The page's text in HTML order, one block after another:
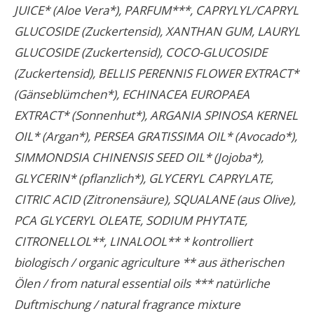
JUICE* (Aloe Vera*), PARFUM***, CAPRYLYL/CAPRYL
GLUCOSIDE (Zuckertensid), XANTHAN GUM, LAURYL
GLUCOSIDE (Zuckertensid), COCO-GLUCOSIDE
(Zuckertensid), BELLIS PERENNIS FLOWER EXTRACT*
(Gänseblümchen*), ECHINACEA EUROPAEA
EXTRACT* (Sonnenhut*), ARGANIA SPINOSA KERNEL
OIL* (Argan*), PERSEA GRATISSIMA OIL* (Avocado*),
SIMMONDSIA CHINENSIS SEED OIL* (Jojoba*),
GLYCERIN* (pflanzlich*), GLYCERYL CAPRYLATE,
CITRIC ACID (Zitronensäure), SQUALANE (aus Olive),
PCA GLYCERYL OLEATE, SODIUM PHYTATE,
CITRONELLOL**, LINALOOL** * kontrolliert
biologisch / organic agriculture ** aus ätherischen
Ölen / from natural essential oils *** natürliche
Duftmischung / natural fragrance mixture​